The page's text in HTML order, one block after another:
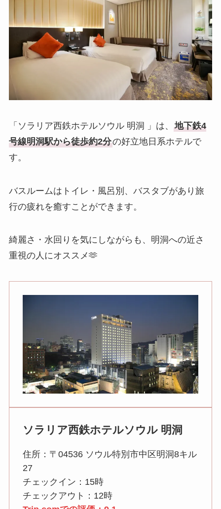
「ソラリア西鉄ホテルソウル 明洞 」は、 地下鉄4
号線明洞駅から徒歩約2分の好立地日系ホテルで
す。
バスルームはトイレ・風呂別、バスタブがあり旅
行の疲れを癒すことができます。
綺麗さ・水回りを気にしながらも、明洞への近さ
重視の人にオススメ🫶
ソラリア西鉄ホテルソウル 明洞
住所：〒04536 ソウル特別市中区明洞8キル
27
チェックイン：15時
チェックアウト：12時